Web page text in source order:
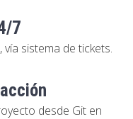
7
sistema de tickets.
desde Git en